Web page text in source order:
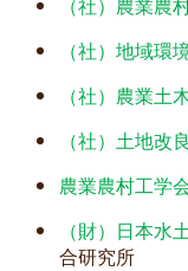
（社）地域環
（社）農業土
（社）土地改
農業農村工学
（財）日本水
合研究所